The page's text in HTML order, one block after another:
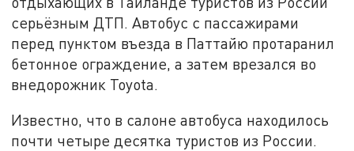
серьёзным ДТП. Автобус с пассажирами
перед пунктом въезда в Паттайю протаранил
бетонное ограждение, а затем врезался во
внедорожник Toyota.
Известно, что в салоне автобуса находилось
почти четыре десятка туристов из России.